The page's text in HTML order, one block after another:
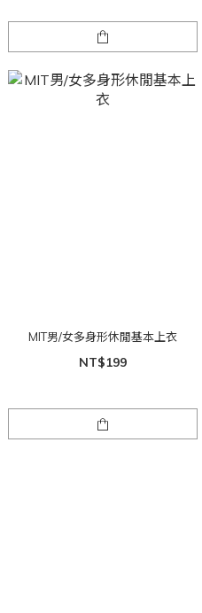
MIT男/女多身形休閒基本上衣
NT$199